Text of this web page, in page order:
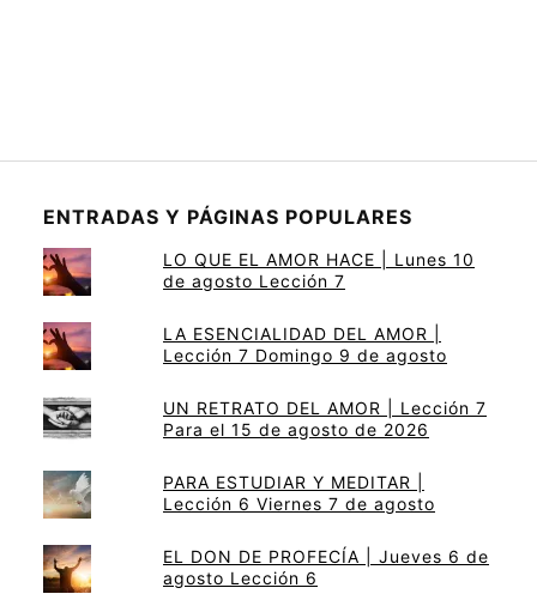
ENTRADAS Y PÁGINAS POPULARES
LO QUE EL AMOR HACE | Lunes 10
de agosto Lección 7
LA ESENCIALIDAD DEL AMOR |
Lección 7 Domingo 9 de agosto
UN RETRATO DEL AMOR | Lección 7
Para el 15 de agosto de 2026
PARA ESTUDIAR Y MEDITAR |
Lección 6 Viernes 7 de agosto
EL DON DE PROFECÍA | Jueves 6 de
agosto Lección 6